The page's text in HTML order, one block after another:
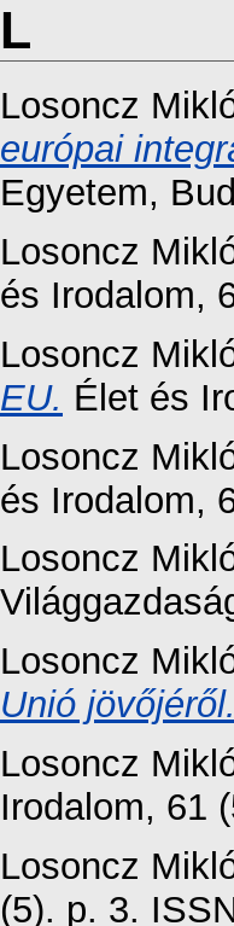
L
Losoncz
európai
Egyetem,
Losoncz
és Irodalom,
Losoncz
EU. Élet és
Losoncz
és Irodalom,
Losoncz
Losoncz
Unió jövőjéről.
Losoncz
Irodalom, 61
Losoncz
(5). p. 3.